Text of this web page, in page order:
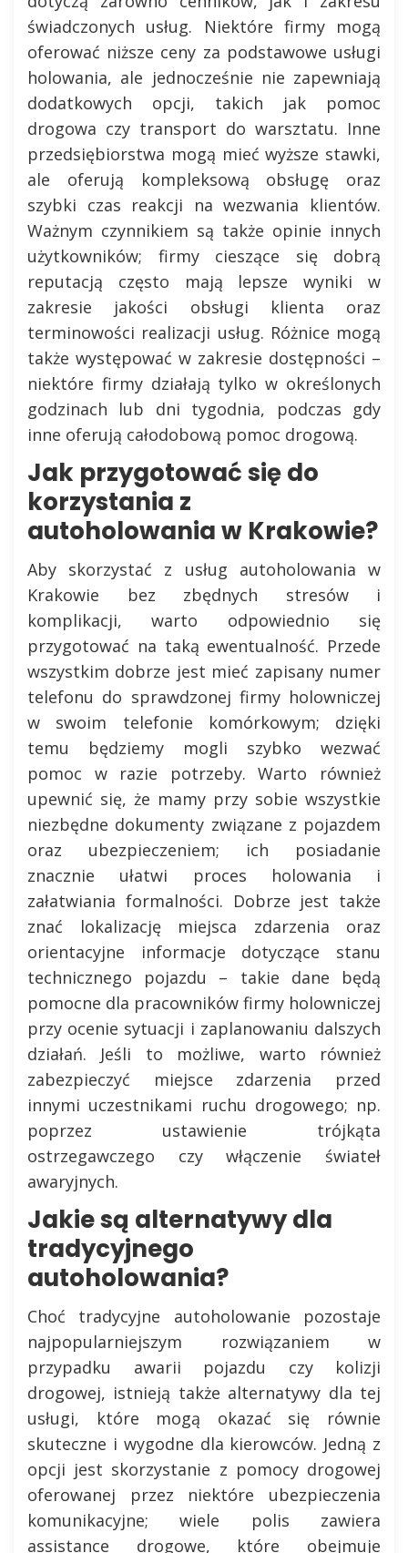
świadczonych usług. Niektóre firmy mogą
oferować niższe ceny za podstawowe usługi
holowania, ale jednocześnie nie zapewniają
dodatkowych opcji, takich jak pomoc
drogowa czy transport do warsztatu. Inne
przedsiębiorstwa mogą mieć wyższe stawki,
ale oferują kompleksową obsługę oraz
szybki czas reakcji na wezwania klientów.
Ważnym czynnikiem są także opinie innych
użytkowników; firmy cieszące się dobrą
reputacją często mają lepsze wyniki w
zakresie jakości obsługi klienta oraz
terminowości realizacji usług. Różnice mogą
także występować w zakresie dostępności –
niektóre firmy działają tylko w określonych
godzinach lub dni tygodnia, podczas gdy
inne oferują całodobową pomoc drogową.
Jak przygotować się do
korzystania z
autoholowania w Krakowie?
Aby skorzystać z usług autoholowania w
Krakowie bez zbędnych stresów i
komplikacji, warto odpowiednio się
przygotować na taką ewentualność. Przede
wszystkim dobrze jest mieć zapisany numer
telefonu do sprawdzonej firmy holowniczej
w swoim telefonie komórkowym; dzięki
temu będziemy mogli szybko wezwać
pomoc w razie potrzeby. Warto również
upewnić się, że mamy przy sobie wszystkie
niezbędne dokumenty związane z pojazdem
oraz ubezpieczeniem; ich posiadanie
znacznie ułatwi proces holowania i
załatwiania formalności. Dobrze jest także
znać lokalizację miejsca zdarzenia oraz
orientacyjne informacje dotyczące stanu
technicznego pojazdu – takie dane będą
pomocne dla pracowników firmy holowniczej
przy ocenie sytuacji i zaplanowaniu dalszych
działań. Jeśli to możliwe, warto również
zabezpieczyć miejsce zdarzenia przed
innymi uczestnikami ruchu drogowego; np.
poprzez ustawienie trójkąta
ostrzegawczego czy włączenie świateł
awaryjnych.
Jakie są alternatywy dla
tradycyjnego
autoholowania?
Choć tradycyjne autoholowanie pozostaje
najpopularniejszym rozwiązaniem w
przypadku awarii pojazdu czy kolizji
drogowej, istnieją także alternatywy dla tej
usługi, które mogą okazać się równie
skuteczne i wygodne dla kierowców. Jedną z
opcji jest skorzystanie z pomocy drogowej
oferowanej przez niektóre ubezpieczenia
komunikacyjne; wiele polis zawiera
assistance drogowe, które obejmuje